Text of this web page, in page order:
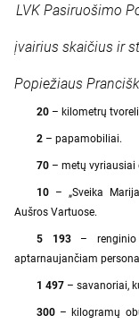
LVK Pasiruošimo
įvairius skaičius ir
Popiežiaus
20 – kilometrų
2 – papamobiliai.
70 – metų vyriausiai
10 – „Sveika
Aušros Vartuose.
5 193 – renginio
aptarnaujančiam
1 497 – savanoriai,
300 – kilogramų